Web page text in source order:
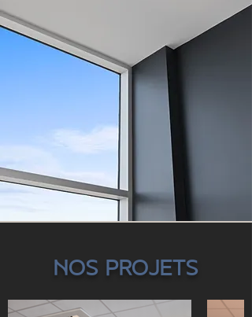
Nos projets